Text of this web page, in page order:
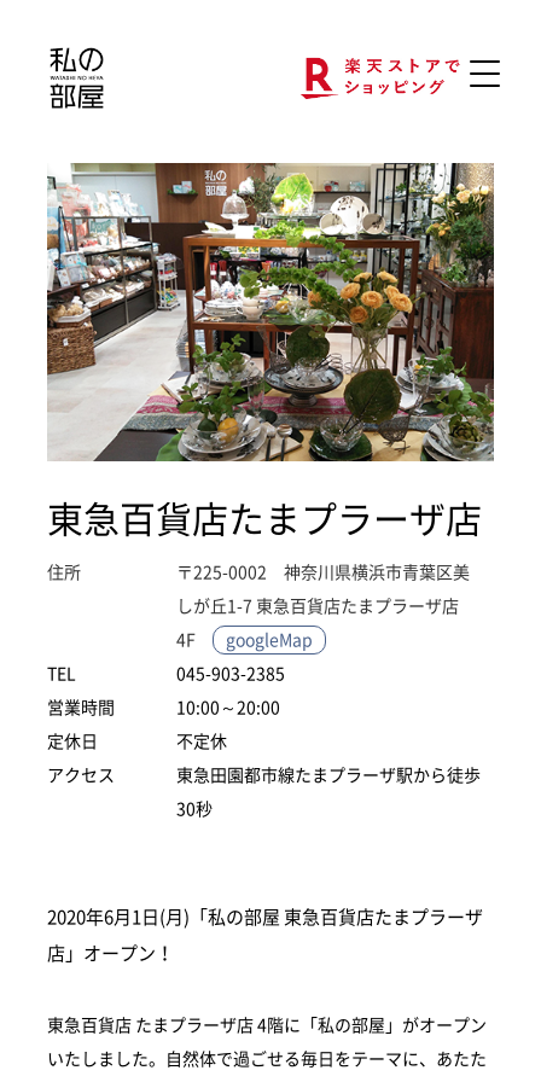
東急百貨店たまプラーザ店
住所
〒225-0002 神奈川県横浜市青葉区美
しが丘1-7 東急百貨店たまプラーザ店
4F
googleMap
TEL
045-903-2385
営業時間
10:00～20:00
定休日
不定休
アクセス
東急田園都市線たまプラーザ駅から徒歩
30秒
2020年6月1日(月)「私の部屋 東急百貨店たまプラーザ
店」オープン！
東急百貨店 たまプラーザ店 4階に「私の部屋」がオープン
いたしました。自然体で過ごせる毎日をテーマに、あたた